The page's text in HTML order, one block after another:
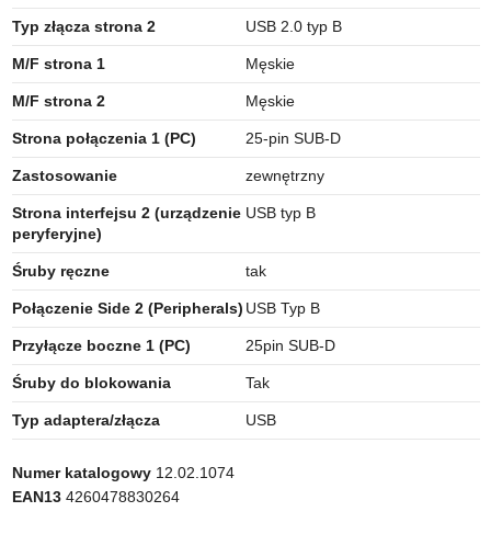
Typ złącza strona 2 USB 2.0 typ B
M/F strona 1 Męskie
M/F strona 2 Męskie
Strona połączenia 1 (PC) 25-pin SUB-D
Zastosowanie zewnętrzny
Strona interfejsu 2 (urządzenie
peryferyjne)
USB typ B
Śruby ręczne tak
Połączenie Side 2 (Peripherals) USB Typ B
Przyłącze boczne 1 (PC) 25pin SUB-D
Śruby do blokowania Tak
Typ adaptera/złącza USB
Numer katalogowy 12.02.1074
EAN13 4260478830264